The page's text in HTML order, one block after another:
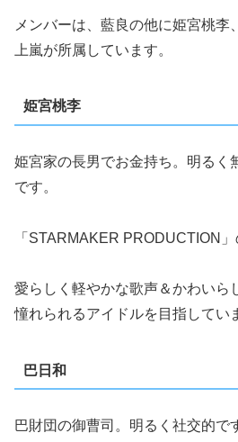
メンバーは、藍良の他に姫宮桃李
上嵐が所属しています。
姫宮桃李
姫宮家の長男でお金持ち。明るく
です。
「STARMAKER PRODUCTION」
愛らしく軽やかな歌声＆かわいら
憧れられるアイドルを目指してい
巴日和
巴財団の御曹司。明るく社交的で